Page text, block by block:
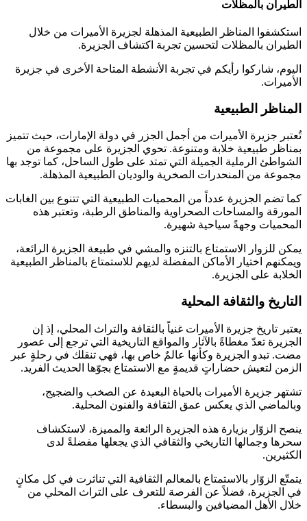
الطيران بالمظلات
استكشفوا المناظر الطبيعية المذهلة لجزيرة الأميرات من خلال
الطيران بالمظلات لتحسين تجربة اكتشاف الجزيرة.
اليوم، شاركوا رأيكم في تجربة الأنشطة المتاحة الأخرى في جزيرة
الأميرات.
المناظر الطبيعية
تُعتبر جزيرة الأميرات من أجمل الجزر في دولة الإمارات، حيث تتميز
بمناظر طبيعية خلابة ومتنوعة. تحوي الجزيرة على مجموعة من
الشواطئ الرملية الجميلة التي تمتد على طول الساحل، كما توجد بها
مجموعة من المنحدرات الصخرية والوديان الطبيعية المذهلة.
كما تضم الجزيرة عدداً من المحميات الطبيعية التي تتنوع بين الغابات
المورقة والمساحات الصحراوية والمناطق الرطبة، وتعتبر هذه
المحميات وجهةً سياحية شهيرة.
يمكن للزوار الاستمتاع بالتنزه والمشي في طبيعة الجزيرة الرائعة،
ويمكنهم اختيار الأماكن المفضلة لديهم للاستمتاع بالمناظر الطبيعية
الخلابة على الجزيرة.
التاريخ والثقافة المحلية
يعتبر تاريخ جزيرة الأميرات غنياً بالثقافة والتراث المحلي، إذ إن
الجزيرة تعدّ مغطاةً بالآثار والمواقع التاريخية التي ترجع إلى عصور
مضت. تبدو الجزيرة وكأنها عالمٌ خاص بها، فهي تنقلك في رحلةٍ عبر
الزمن لتعيش حضاراتٍ قديمةٍ مع الاستمتاع بجوّها الحديث الفريد.
تشتهر جزيرة الأميرات بالحياة البعيدة عن الصخب والضجيج،
وبالماضي الذي يعكس عمق الثقافة والفنون المحلية.
ينصح الزوّار بزيارة هذه الجزيرة الرائعة والمميزة، لاستكشاف
سحرها وجمالها التاريخي والثقافي الذي يجعلها مفضلةً لدى
الكثيرين.
يتمتّع الزوّار بالاستمتاع بالمعالم الثقافية التي تناثرت في كل مكانٍ
في الجزيرة، فضلاً عن الفرصة للتعرف على التراث المحلي من
خلال الأهل المضيافين والبسطاء.